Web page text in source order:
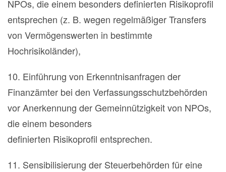
NPOs, die einem besonders definierten Risikoprofil
entsprechen (z. B. wegen regelmäßiger Transfers
von Vermögenswerten in bestimmte
Hochrisikoländer),
10. Einführung von Erkenntnisanfragen der
Finanzämter bei den Verfassungsschutzbehörden
vor Anerkennung der Gemeinnützigkeit von NPOs,
die einem besonders
definierten Risikoprofil entsprechen.
11. Sensibilisierung der Steuerbehörden für eine